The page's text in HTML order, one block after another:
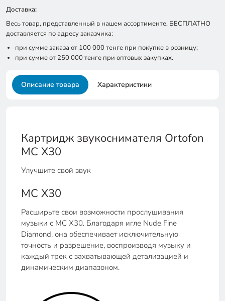
Доставка:
Весь товар, представленный в нашем ассортименте, БЕСПЛАТНО
доставляется по адресу заказчика:
при сумме заказа от 100 000 тенге при покупке в розницу;
при сумме от 250 000 тенге при оптовых закупках.
Описание товара Характеристики
Картридж звукоснимателя Ortofon
MC X30
Улучшите свой звук
МС Х30
Расширьте свои возможности прослушивания
музыки с MC X30. Благодаря игле Nude Fine
Diamond, она обеспечивает исключительную
точность и разрешение, воспроизводя музыку и
каждый трек с захватывающей детализацией и
динамическим диапазоном.